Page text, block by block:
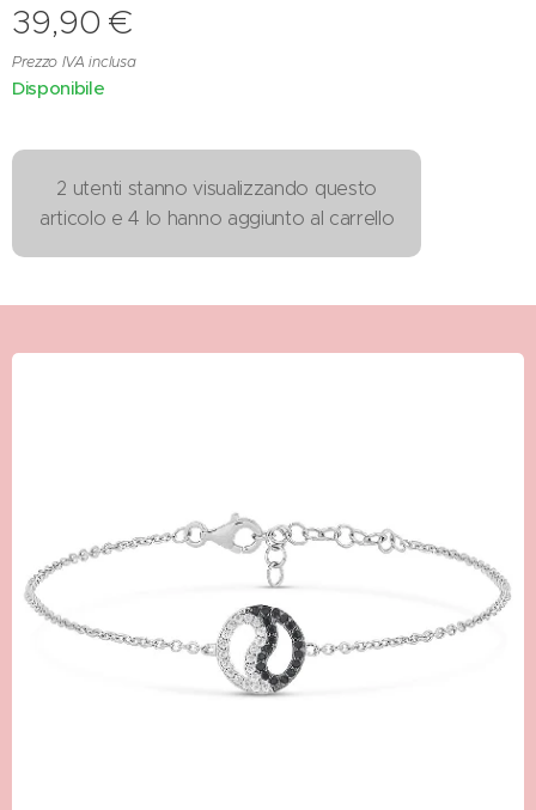
39,90 €
Prezzo IVA inclusa
Disponibile
2 utenti stanno visualizzando questo
articolo e 4 lo hanno aggiunto al carrello